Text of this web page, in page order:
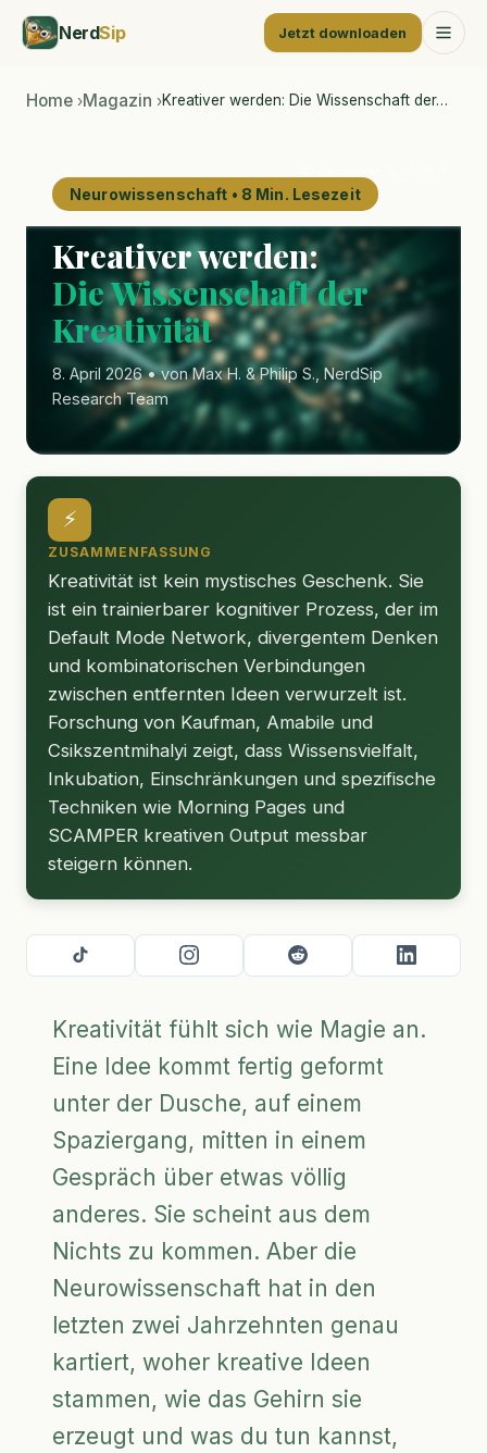
NerdSip Jetzt downloaden
Home ›Magazin ›Kreativer werden: Die Wissenschaft der…
Neurowissenschaft • 8 Min. Lesezeit
Kreativer werden:
Die Wissenschaft der
Kreativität
8. April 2026 • von Max H. & Philip S., NerdSip
Research Team
⚡
ZUSAMMENFASSUNG
Kreativität ist kein mystisches Geschenk. Sie
ist ein trainierbarer kognitiver Prozess, der im
Default Mode Network, divergentem Denken
und kombinatorischen Verbindungen
zwischen entfernten Ideen verwurzelt ist.
Forschung von Kaufman, Amabile und
Csikszentmihalyi zeigt, dass Wissensvielfalt,
Inkubation, Einschränkungen und spezifische
Techniken wie Morning Pages und
SCAMPER kreativen Output messbar
steigern können.
Kreativität fühlt sich wie Magie an.
Eine Idee kommt fertig geformt
unter der Dusche, auf einem
Spaziergang, mitten in einem
Gespräch über etwas völlig
anderes. Sie scheint aus dem
Nichts zu kommen. Aber die
Neurowissenschaft hat in den
letzten zwei Jahrzehnten genau
kartiert, woher kreative Ideen
stammen, wie das Gehirn sie
erzeugt und was du tun kannst,